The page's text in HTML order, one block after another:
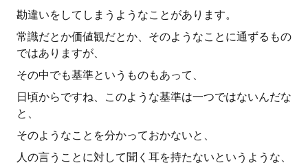
勘違いをしてしまうようなことがあります。
常識だとか価値観だとか、そのようなことに通ずるもの
ではありますが、
その中でも基準というものもあって、
日頃からですね、このような基準は一つではないんだな
と、
そのようなことを分かっておかないと、
人の言うことに対して聞く耳を持たないというような、